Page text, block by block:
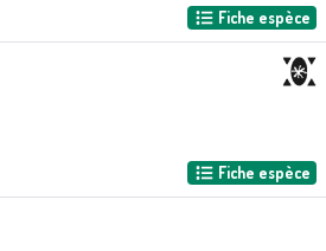
Fiche espèce
Fiche espèce